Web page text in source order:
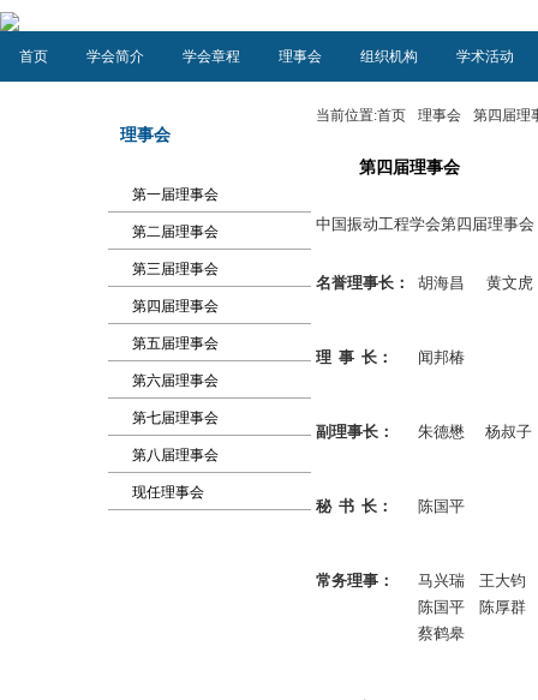
首页 学会简介 学会章程 理事会 组织机构 学术活动
理事会
第一届理事会
第二届理事会
第三届理事会
第四届理事会
第五届理事会
第六届理事会
第七届理事会
第八届理事会
现任理事会
当前位置:首页 理事会 第四届理
第四届理事会
中国振动工程学会第四届理事会
名誉理事长： 胡海昌 黄文虎
理 事 长： 闻邦椿
副理事长： 朱德懋 杨叔子
秘 书 长： 陈国平
常务理事： 马兴瑞
王大钧
陈国平
陈厚群
蔡鹤皋